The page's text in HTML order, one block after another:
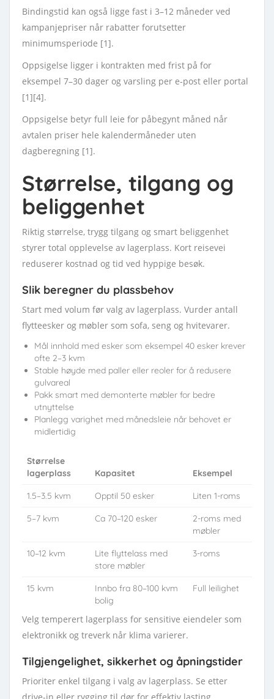
Bindingstid kan også ligge fast i 3–12 måneder ved
kampanjepriser når rabatter forutsetter
minimumsperiode [1].
Oppsigelse ligger i kontrakten med frist på for
eksempel 7–30 dager og varsling per e‑post eller portal
[1][4].
Oppsigelse betyr full leie for påbegynt måned når
avtalen priser hele kalendermåneder uten
dagberegning [1].
Størrelse, tilgang og
beliggenhet
Riktig størrelse, trygg tilgang og smart beliggenhet
styrer total opplevelse av lagerplass. Kort reisevei
reduserer kostnad og tid ved hyppige besøk.
Slik beregner du plassbehov
Start med volum før valg av lagerplass. Vurder antall
flytteesker og møbler som sofa, seng og hvitevarer.
Mål innhold med esker som eksempel 40 esker krever
ofte 2–3 kvm
Stable høyde med paller eller reoler for å redusere
gulvareal
Pakk smart med demonterte møbler for bedre
utnyttelse
Planlegg varighet med månedsleie når behovet er
midlertidig
Størrelse
lagerplass
Kapasitet Eksempel
1.5–3.5 kvm Opptil 50 esker Liten 1-roms
5–7 kvm Ca 70–120 esker
2-roms med
møbler
10–12 kvm
Lite flyttelass med
store møbler
3-roms
15 kvm
Innbo fra 80–100 kvm
bolig
Full leilighet
Velg temperert lagerplass for sensitive eiendeler som
elektronikk og treverk når klima varierer.
Tilgjengelighet, sikkerhet og åpningstider
Prioriter enkel tilgang i valg av lagerplass. Se etter